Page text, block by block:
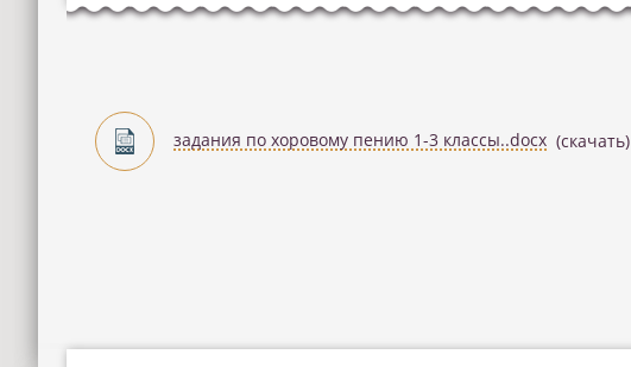
задания по хоровому пению 1-3 классы..docx (скачать)